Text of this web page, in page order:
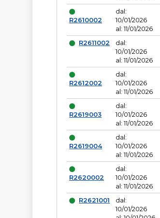
R2610002
dal:
10/01/2026
al: 11/01/2026
R2611002
dal:
10/01/2026
al: 11/01/2026
R2612002
dal:
10/01/2026
al: 11/01/2026
R2619003
dal:
10/01/2026
al: 11/01/2026
R2619004
dal:
10/01/2026
al: 11/01/2026
R2620002
dal:
10/01/2026
al: 11/01/2026
R2621001
dal:
10/01/2026